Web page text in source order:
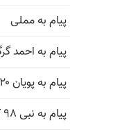
پیام به مملی
پیام به احمد
پیام به پویان ۳۲۰ اراک
پیام به نبی ۹۸ کرمان